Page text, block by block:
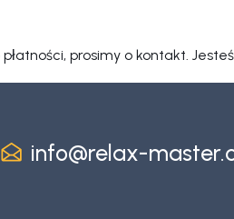
prosimy o kontakt.
info@relax-